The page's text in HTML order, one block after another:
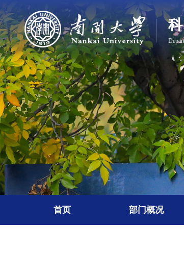
首页 部门概况